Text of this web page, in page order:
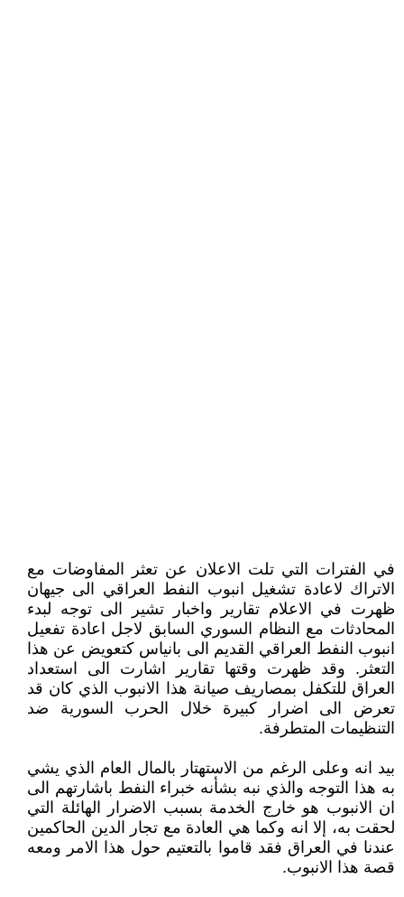
في الفترات التي تلت الاعلان عن تعثر المفاوضات مع
الاتراك لاعادة تشغيل انبوب النفط العراقي الى جيهان
ظهرت في الاعلام تقارير واخبار تشير الى توجه لبدء
المحادثات مع النظام السوري السابق لاجل اعادة تفعيل
انبوب النفط العراقي القديم الى بانياس كتعويض عن هذا
التعثر. وقد ظهرت وقتها تقارير اشارت الى استعداد
العراق للتكفل بمصاريف صيانة هذا الانبوب الذي كان قد
تعرض الى اضرار كبيرة خلال الحرب السورية ضد
التنظيمات المتطرفة.
بيد انه وعلى الرغم من الاستهتار بالمال العام الذي يشي
به هذا التوجه والذي نبه بشأنه خبراء النفط باشارتهم الى
ان الانبوب هو خارج الخدمة بسبب الاضرار الهائلة التي
لحقت به، إلا انه وكما هي العادة مع تجار الدين الحاكمين
عندنا في العراق فقد قاموا بالتعتيم حول هذا الامر ومعه
قصة هذا الانبوب.